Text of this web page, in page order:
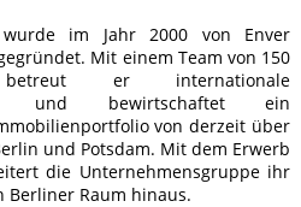
wurde im Jahr 2000 von Enver
Mit einem Team von 150
betreut er internationale
und bewirtschaftet ein
von derzeit über
und Potsdam. Mit dem Erwerb
die Unternehmensgruppe ihr
Berliner Raum hinaus.